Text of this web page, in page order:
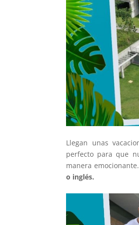
Llegan unas
perfecto para que
manera
o inglés.